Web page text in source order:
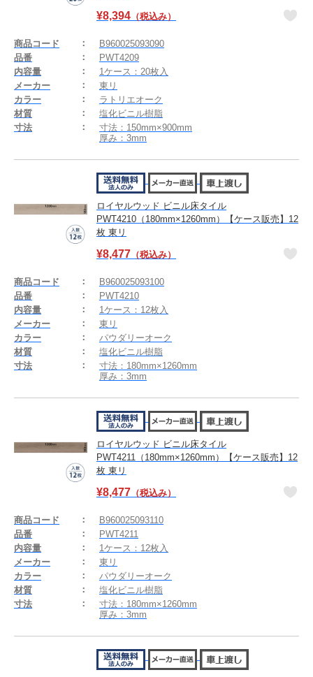
¥8,394 （税込み）
商品コード
B960025093090
品番
PWT4209
内容量
1ケース：20枚入
メーカー
東リ
カラー
ラトリエオーク
材質
塩化ビニル樹脂
寸法
寸法：150mm×900mm
厚み：3mm
ロイヤルウッド ビニル床タイル
PWT4210（180mm×1260mm）【ケース販売】12
枚 東リ
¥8,477 （税込み）
商品コード
B960025093100
品番
PWT4210
内容量
1ケース：12枚入
メーカー
東リ
カラー
パウダリーオーク
材質
塩化ビニル樹脂
寸法
寸法：180mm×1260mm
厚み：3mm
ロイヤルウッド ビニル床タイル
PWT4211（180mm×1260mm）【ケース販売】12
枚 東リ
¥8,477 （税込み）
商品コード
B960025093110
品番
PWT4211
内容量
1ケース：12枚入
メーカー
東リ
カラー
パウダリーオーク
材質
塩化ビニル樹脂
寸法
寸法：180mm×1260mm
厚み：3mm